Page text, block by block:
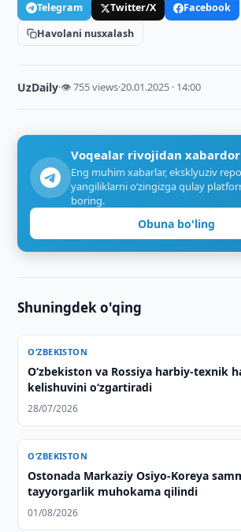
Telegram Twitter/X
Facebook
Havolani nusxalash
UzDaily·👁 755 views·20.01.2025 · 14:00
Voqealar rivojidan xabardor
Eng muhim xabarlar, eksklyuziv
yangiliklarni o‘zingizga qulay
boring.
Obuna bo'ling
Shuningdek o'qing
O‘ZBEKISTON
O‘zbekiston va Rossiya harbiy-texnik
kelishuvini o‘zgartiradi
28/07/2026
O‘ZBEKISTON
Ostonada Markaziy Osiyo-Koreya
tayyorgarlik muhokama qilindi
01/08/2026